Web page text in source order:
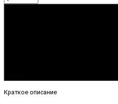
Краткое описание